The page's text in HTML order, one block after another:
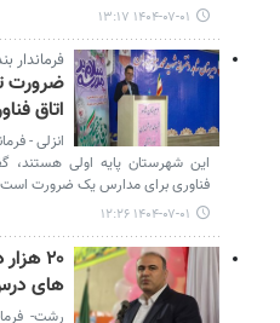
۱۴۰۴-۰۷-۰۱ ۱۳:۱۷
فرماندار
ضرورت
اتاق
این شهرستان پایه اولی هستند،
فناوری برای مدارس یک ضرورت
۱۴۰۴-۰۷-۰۱ ۱۲:۲۶
۲۰
های
رشت-